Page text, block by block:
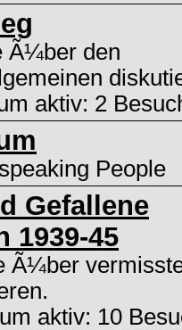
Ã¼ber den
aktiv: 2
People
Gefallene
1939-45
Ã¼ber
aktiv: 10